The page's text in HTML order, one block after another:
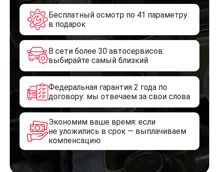
Бесплатный осмотр по 41 параметру
в подарок
В сети более 30 автосервисов:
выбирайте самый близкий
Федеральная гарантия 2 года по
договору: мы отвечаем за свои слова
Экономим ваше время: если
не уложились в срок — выплачиваем
компенсацию